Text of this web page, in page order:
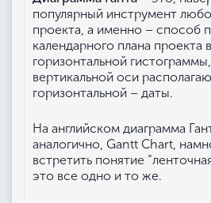
популярный инструмент
проекта, а именно – способ
календарного плана проекта
горизонтальной
вертикальной оси
горизонтальной – даты.
На английском диаграмма
аналогично, Gantt Chart,
встретить понятие
это все одно и то же.